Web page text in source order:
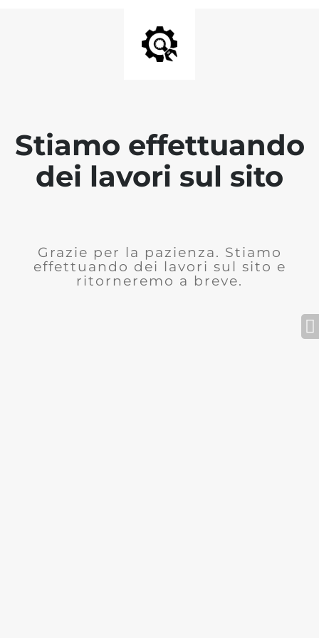
Stiamo effettuando
dei lavori sul sito
Grazie per la pazienza. Stiamo
effettuando dei lavori sul sito e
ritorneremo a breve.